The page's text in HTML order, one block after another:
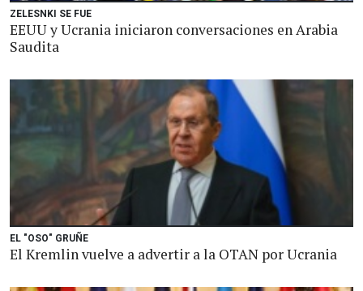
ZELESNKI SE FUE
EEUU y Ucrania iniciaron conversaciones en Arabia
Saudita
EL "OSO" GRUÑE
El Kremlin vuelve a advertir a la OTAN por Ucrania